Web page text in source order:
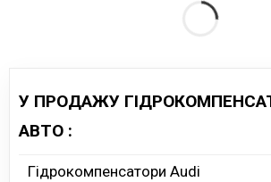
У ПРОДАЖУ
АВТО :
Гідрокомпенсатори Audi